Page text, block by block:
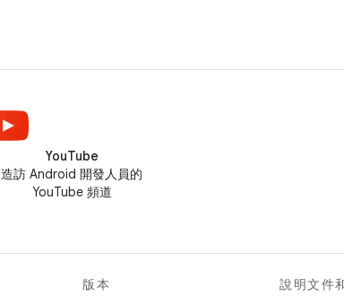
YouTube
造訪 Android 開發人員的
YouTube 頻道
版本 說明文件